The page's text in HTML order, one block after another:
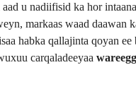
u nadiifisid ka hor
markaas waad
habka qallajinta qoyan
carqaladeeyaa